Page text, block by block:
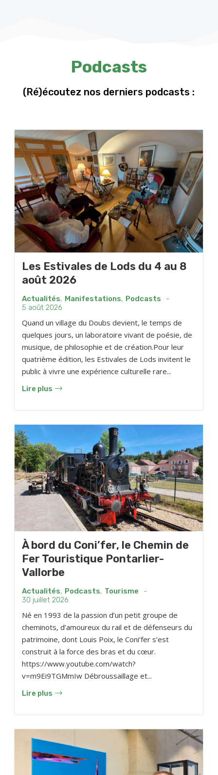
Podcasts
(Ré)écoutez nos derniers podcasts :
Les Estivales de Lods du 4 au 8
août 2026
Actualités, Manifestations, Podcasts
-
5 août 2026
Quand un village du Doubs devient, le temps de
quelques jours, un laboratoire vivant de poésie, de
musique, de philosophie et de création.Pour leur
quatrième édition, les Estivales de Lods invitent le
public à vivre une expérience culturelle rare...
Lire plus
À bord du Coni’fer, le Chemin de
Fer Touristique Pontarlier-
Vallorbe
Actualités, Podcasts, Tourisme
-
30 juillet 2026
Né en 1993 de la passion d’un petit groupe de
cheminots, d’amoureux du rail et de défenseurs du
patrimoine, dont Louis Poix, le Coni’fer s’est
construit à la force des bras et du cœur.
https://www.youtube.com/watch?
v=m9Ei9TGMmIw Débroussaillage et...
Lire plus